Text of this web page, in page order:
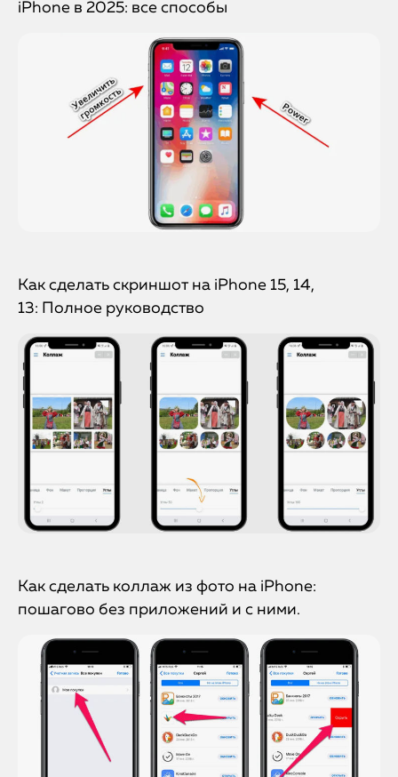
iPhone в 2025: все способы
Как сделать скриншот на iPhone 15, 14,
13: Полное руководство
Как сделать коллаж из фото на iPhone:
пошагово без приложений и с ними.